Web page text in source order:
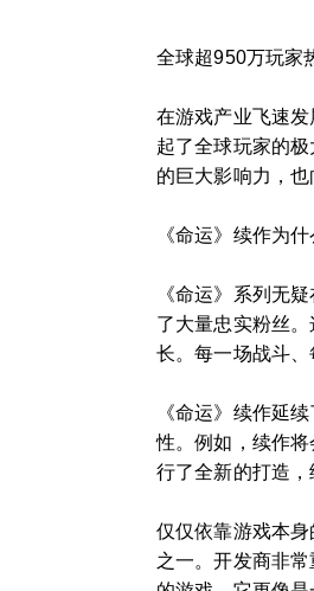
全球超950万玩家
在游戏产业飞速
起了全球玩家的
的巨大影响力，
《命运》续作为
《命运》系列无
了大量忠实粉丝
长。每一场战斗
《命运》续作延
性。例如，续作
行了全新的打造，
仅仅依靠游戏本
之一。开发商非